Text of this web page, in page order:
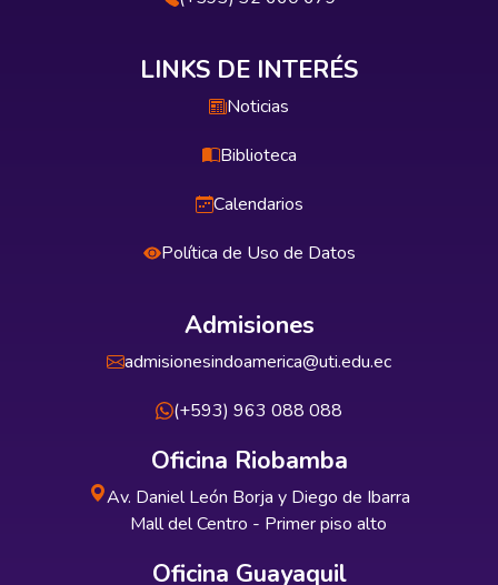
LINKS DE INTERÉS
Noticias
Biblioteca
Calendarios
Política de Uso de Datos
Admisiones
admisionesindoamerica@uti.edu.ec
(+593) 963 088 088
Oficina Riobamba
Av. Daniel León Borja y Diego de Ibarra
Mall del Centro - Primer piso alto
Oficina Guayaquil